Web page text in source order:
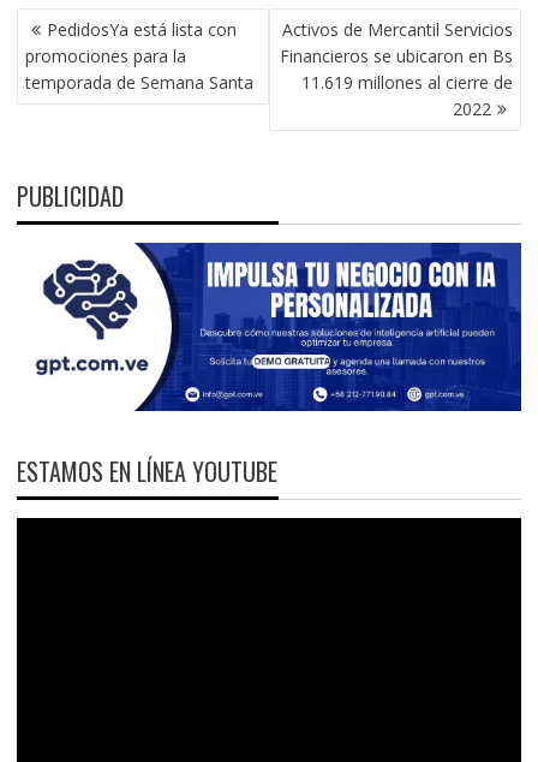
NAVEGACIÓN
DE
ENTRADAS
PedidosYa está lista con
promociones para la
temporada de Semana Santa
Activos de Mercantil Servicios
Financieros se ubicaron en Bs
11.619 millones al cierre de
2022
PUBLICIDAD
ESTAMOS EN LÍNEA YOUTUBE